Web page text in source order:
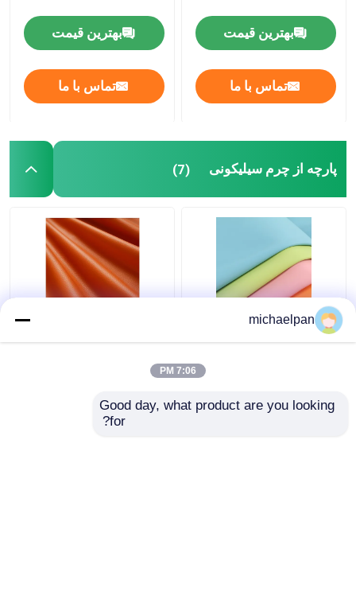
بهترین قیمت
تماس با ما
بهترین قیمت
تماس با ما
پارچه از چرم سیلیکونی (7)
پارچه پوست سیلیکونی
نرم بدون محلول پوست
مقاوم به خراش سفارشی
بهترین قیمت
پوست کاذب برای مبل
مبل سفارشی
بهترین قیمت
michaelpan
7:06 PM
Good day, what product are you looking
for?